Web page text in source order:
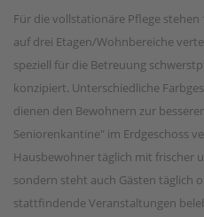
Für die vollstationäre Pflege stehen
auf drei Etagen/Wohnbereiche
speziell für die Betreuung
konzipiert. Unterschiedliche
dienen den Bewohnern zur
Seniorenkantine" im Erdgeschoss
Hausbewohner täglich mit frischer
sondern steht auch Gästen täglich
stattfindende Veranstaltungen